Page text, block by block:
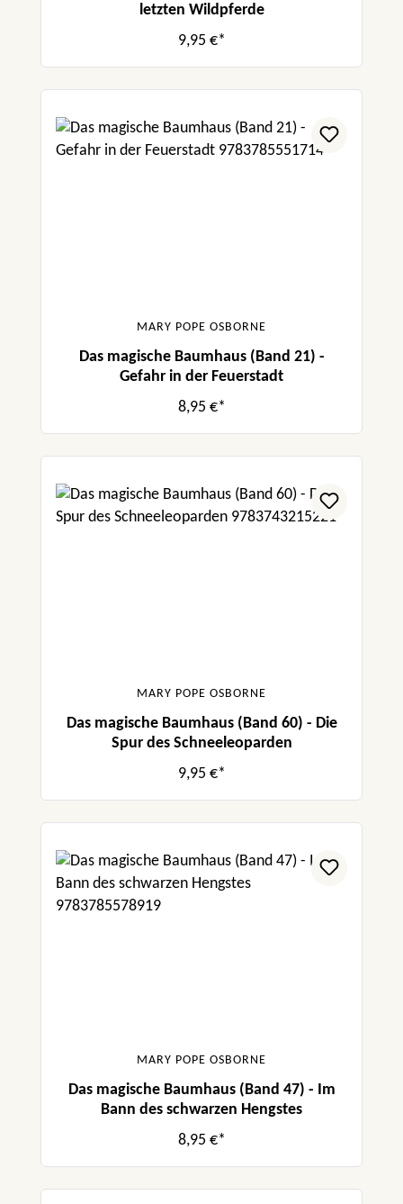
letzten Wildpferde
9,95 €*
MARY POPE OSBORNE
Das magische Baumhaus (Band 21) -
Gefahr in der Feuerstadt
8,95 €*
MARY POPE OSBORNE
Das magische Baumhaus (Band 60) - Die
Spur des Schneeleoparden
9,95 €*
MARY POPE OSBORNE
Das magische Baumhaus (Band 47) - Im
Bann des schwarzen Hengstes
8,95 €*